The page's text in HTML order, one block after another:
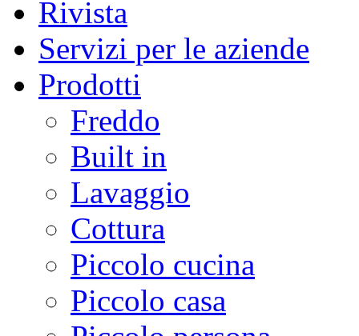
Rivista
Servizi per le aziende
Prodotti
Freddo
Built in
Lavaggio
Cottura
Piccolo cucina
Piccolo casa